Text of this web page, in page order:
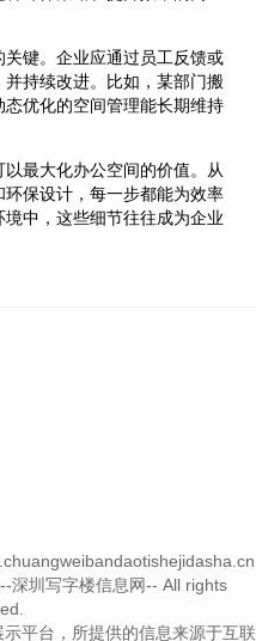
键。企业应通过员工反馈或
持续改进。比如，某部门搬
优化的空间管理能长期维持
最大化办公空间的价值。从
保设计，每一步都能为效率
中，这些细节往往成为企业
深圳写字楼信息网-- All rights
平台，所提供的信息来源于互联